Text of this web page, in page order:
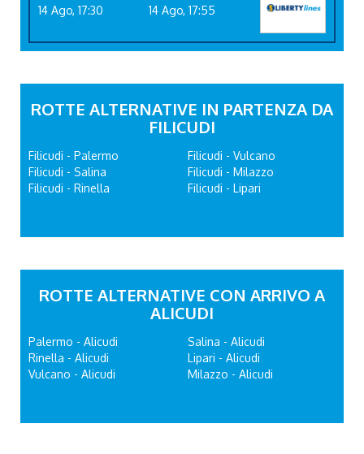
14 Ago, 17:30 14 Ago, 17:55
ROTTE ALTERNATIVE IN PARTENZA DA
FILICUDI
Filicudi - Palermo
Filicudi - Salina
Filicudi - Rinella
Filicudi - Vulcano
Filicudi - Milazzo
Filicudi - Lipari
ROTTE ALTERNATIVE CON ARRIVO A
ALICUDI
Palermo - Alicudi
Rinella - Alicudi
Vulcano - Alicudi
Salina - Alicudi
Lipari - Alicudi
Milazzo - Alicudi